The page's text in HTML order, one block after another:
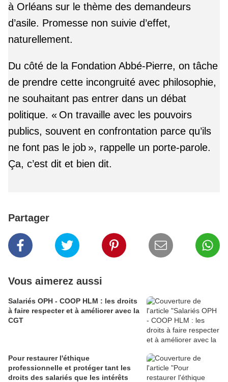
à Orléans sur le thème des demandeurs
d’asile. Promesse non suivie d’effet,
naturellement.
Du côté de la Fondation Abbé-Pierre, on tâche
de prendre cette incongruité avec philosophie,
ne souhaitant pas entrer dans un débat
politique. « On travaille avec les pouvoirs
publics, souvent en confrontation parce qu’ils
ne font pas le job », rappelle un porte-parole.
Ça, c’est dit et bien dit.
Partager
Vous aimerez aussi
Salariés OPH - COOP HLM : les droits
à faire respecter et à améliorer avec la
CGT
Pour restaurer l'éthique
professionnelle et protéger tant les
droits des salariés que les intérêts